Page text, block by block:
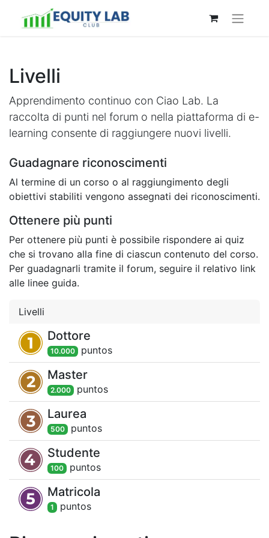
Livelli
Apprendimento continuo con Ciao Lab. La
raccolta di punti nel forum o nella piattaforma di e-
learning consente di raggiungere nuovi livelli.
Guadagnare riconoscimenti
Al termine di un corso o al raggiungimento degli
obiettivi stabiliti vengono assegnati dei riconoscimenti.
Ottenere più punti
Per ottenere più punti è possibile rispondere ai quiz
che si trovano alla fine di ciascun contenuto del corso.
Per guadagnarli tramite il forum, seguire il relativo link
alle linee guida.
Livelli
Dottore
10.000 puntos
Master
2.000 puntos
Laurea
500 puntos
Studente
100 puntos
Matricola
1 puntos